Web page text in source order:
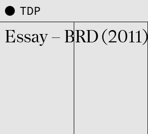
TDP
Essay – BRD (2011)